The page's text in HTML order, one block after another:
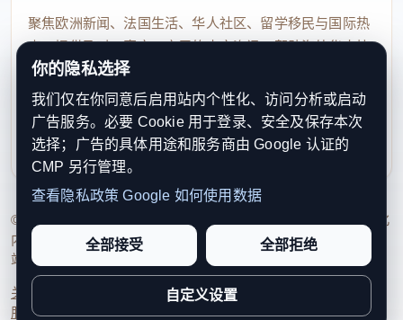
聚焦欧洲新闻、法国生活、华人社区、留学移民与国际热
点，提供及时、真实、实用的中文资讯，帮助海外华人快
速了解欧洲动态。
contact@xinouzhou.com
服务支持、版权与合作：工作日优先处理站务、投稿与权
利通知
© 2026 新欧洲·欧洲头条. All Rights Reserved. 本网站持续优化
内容透明度、联系方式与用户权利说明，以提升品牌信任感和
站点完整度。
关于我们 编辑规范日期归档隐私政策
服务条款联系我们
你的隐私选择
我们仅在你同意后启用站内个性化、访问分析或启动
广告服务。必要 Cookie 用于登录、安全及保存本次
选择；广告的具体用途和服务商由 Google 认证的
CMP 另行管理。
查看隐私政策 Google 如何使用数据
全部接受 全部拒绝
自定义设置